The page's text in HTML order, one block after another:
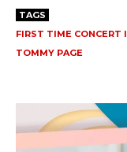
TAGS
FIRST TIME CONCERT
TOMMY PAGE